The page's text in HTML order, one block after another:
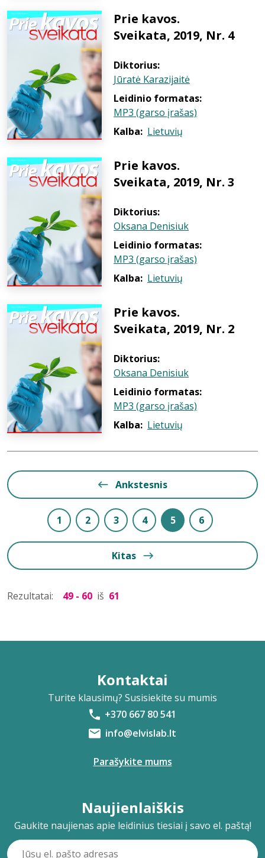
Prie kavos.
Sveikata, 2019, Nr. 4
Diktorius:
Jūratė Karazijaitė
Leidinio formatas:
MP3 (garso įrašas)
Kalba: Lietuvių
Prie kavos.
Sveikata, 2019, Nr. 3
Diktorius:
Oksana Denisiuk
Leidinio formatas:
MP3 (garso įrašas)
Kalba: Lietuvių
Prie kavos.
Sveikata, 2019, Nr. 2
Diktorius:
Oksana Denisiuk
Leidinio formatas:
MP3 (garso įrašas)
Kalba: Lietuvių
Ankstesnis
1 2 3 4 5 6
Kitas
Rezultatai: 49 - 60 iš 61
Kontaktai
Turite klausimų? Susisiekite su mumis
+370 667 80 541
info@elvislab.lt
Parašykite mums
Naujienlaiškis
Gaukite naujienas apie leidinius tiesiai į savo el. paštą!